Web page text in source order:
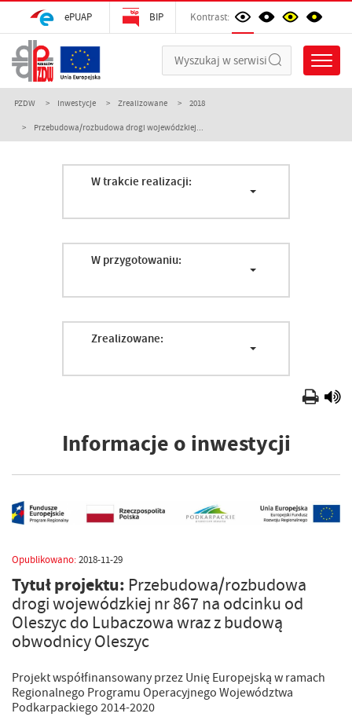
ePUAP BIP Kontrast:
PZDW Inwestycje Zrealizowane 2018
Przebudowa/rozbudowa drogi wojewódzkiej...
W trakcie realizacji:
W przygotowaniu:
Zrealizowane:
Informacje o inwestycji
Opublikowano:2018-11-29
Tytuł projektu: Przebudowa/rozbudowa
drogi wojewódzkiej nr 867 na odcinku od
Oleszyc do Lubaczowa wraz z budową
obwodnicy Oleszyc
Projekt współfinansowany przez Unię Europejską w ramach
Regionalnego Programu Operacyjnego Województwa
Podkarpackiego 2014-2020